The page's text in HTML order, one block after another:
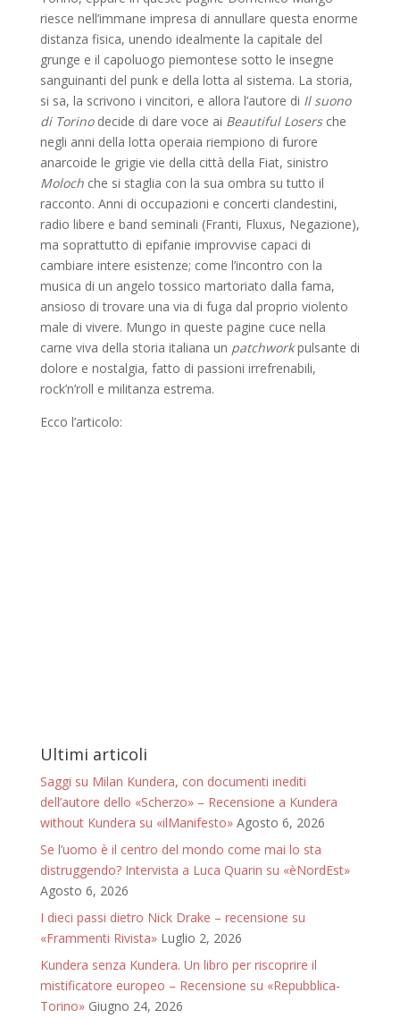
riesce nell’immane impresa di annullare questa enorme
distanza fisica, unendo idealmente la capitale del
grunge e il capoluogo piemontese sotto le insegne
sanguinanti del punk e della lotta al sistema. La storia,
si sa, la scrivono i vincitori, e allora l’autore di Il suono
di Torinodecide di dare voce ai Beautiful Losersche
negli anni della lotta operaia riempiono di furore
anarcoide le grigie vie della città della Fiat, sinistro
Molochche si staglia con la sua ombra su tutto il
racconto. Anni di occupazioni e concerti clandestini,
radio libere e band seminali (Franti, Fluxus, Negazione),
ma soprattutto di epifanie improvvise capaci di
cambiare intere esistenze; come l’incontro con la
musica di un angelo tossico martoriato dalla fama,
ansioso di trovare una via di fuga dal proprio violento
male di vivere. Mungo in queste pagine cuce nella
carne viva della storia italiana un patchworkpulsante di
dolore e nostalgia, fatto di passioni irrefrenabili,
rock’n’roll e militanza estrema.
Ecco l’articolo:
Ultimi articoli
Saggi su Milan Kundera, con documenti inediti
dell’autore dello «Scherzo» – Recensione a Kundera
without Kundera su «ilManifesto» Agosto 6, 2026
Se l’uomo è il centro del mondo come mai lo sta
distruggendo? Intervista a Luca Quarin su «èNordEst»
Agosto 6, 2026
I dieci passi dietro Nick Drake – recensione su
«Frammenti Rivista» Luglio 2, 2026
Kundera senza Kundera. Un libro per riscoprire il
mistificatore europeo – Recensione su «Repubblica-
Torino» Giugno 24, 2026